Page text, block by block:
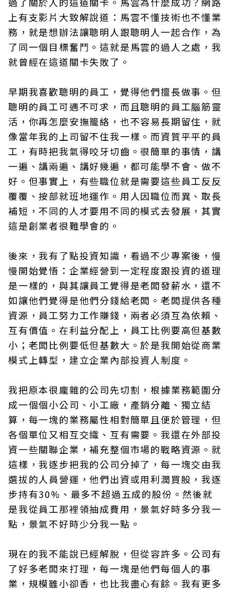
上有支影片大致解說道：馬雲不懂技術也不懂業
務，就是想辦法讓聰明人跟聰明人一起合作，為
了同一個目標奮鬥。這就是馬雲的過人之處，我
就曾經在這道關卡失敗了。
早期我喜歡聰明的員工，覺得他們擅長做事。但
聰明的員工可遇不可求，而且聰明的員工腦筋靈
活，你再怎麼安撫籠絡，也不容易長期留住，就
像當年我的上司留不住我一樣。而資質平平的員
工，有時把我氣得咬牙切齒。很簡單的事情，講
一遍、講兩遍、講好幾遍，都可能學不會、做不
好。但事實上，有些職位就是需要這些員工反反
覆覆、按部就班地運作。用人因職位而異、取長
補短，不同的人才要用不同的模式去發展，其實
這是創業者很難學會的。
後來，我有了點投資知識，看過不少專案後，慢
慢開始覺悟：企業經營到一定程度跟投資的道理
是一樣的，與其讓員工覺得是老闆發薪水，還不
如讓他們覺得是他們分錢給老闆。老闆提供各種
資源，員工努力工作賺錢，兩者必須互為依賴、
互有價值。在利益分配上，員工比例要高但基數
小；老闆比例要低但基數大。於是我開始從商業
模式上轉型，建立企業內部投資人制度。
我把原本很龐雜的公司先切割，根據業務範圍分
成一個個小公司、小工廠，產銷分離、獨立結
算，每一塊的業務屬性相對簡單且便於管理，但
各個單位又相互交織、互有需要。我還在外部投
資一些關聯企業，補充整個市場的戰略資源。就
這樣，我逐步把我的公司分掉了，每一塊交由我
選拔的人員營運，他們出資或用利潤買股，我逐
步持有30%、最多不超過五成的股份。然後就
是我從員工那裡領抽成費用，景氣好時多分我一
點，景氣不好時少分我一點。
現在的我不能說已經解脫，但從容許多。公司有
了好多老闆來打理，每一塊是他們每個人的事
業，規模雖小卻香，也比我盡心有餘。我有更多